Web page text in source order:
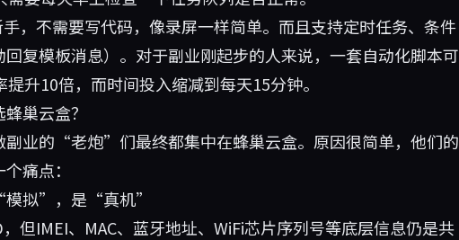
，不需要写代码，像录屏一样简单。而且支持定时任务、条件
复模板消息）。对于副业刚起步的人来说，一套自动化脚本可
升10倍，而时间投入缩减到每天15分钟。
巢云盒？
副业的“老炮”们最终都集中在蜂巢云盒。原因很简单，他们的
痛点：
拟”，是“真机”
但IMEI、MAC、蓝牙地址、WiFi芯片序列号等底层信息仍是共